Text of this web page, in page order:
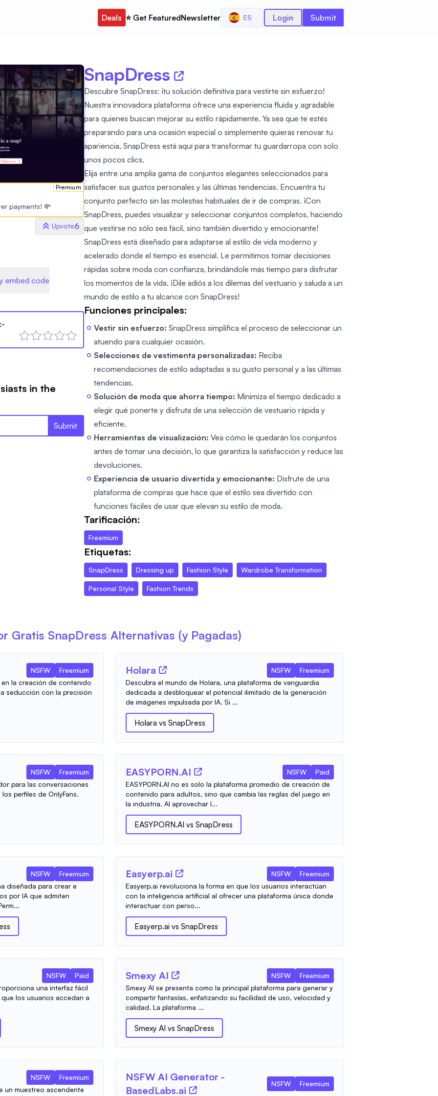
Deals ⭐️ Get FeaturedNewsletter ES Login Submit
Premium
payments! 💸
Upvote6
embed code
in the
Submit
SnapDress
Descubre SnapDress: ¡tu solución definitiva para vestirte sin esfuerzo!
Nuestra innovadora plataforma ofrece una experiencia fluida y agradable
para quienes buscan mejorar su estilo rápidamente. Ya sea que te estés
preparando para una ocasión especial o simplemente quieras renovar tu
apariencia, SnapDress está aquí para transformar tu guardarropa con solo
unos pocos clics.
Elija entre una amplia gama de conjuntos elegantes seleccionados para
satisfacer sus gustos personales y las últimas tendencias. Encuentra tu
conjunto perfecto sin las molestias habituales de ir de compras. ¡Con
SnapDress, puedes visualizar y seleccionar conjuntos completos, haciendo
que vestirse no sólo sea fácil, sino también divertido y emocionante!
SnapDress está diseñado para adaptarse al estilo de vida moderno y
acelerado donde el tiempo es esencial. Le permitimos tomar decisiones
rápidas sobre moda con confianza, brindándole más tiempo para disfrutar
los momentos de la vida. ¡Dile adiós a los dilemas del vestuario y saluda a un
mundo de estilo a tu alcance con SnapDress!
Funciones principales:
Vestir sin esfuerzo: SnapDress simplifica el proceso de seleccionar un
atuendo para cualquier ocasión.
Selecciones de vestimenta personalizadas: Reciba
recomendaciones de estilo adaptadas a su gusto personal y a las últimas
tendencias.
Solución de moda que ahorra tiempo: Minimiza el tiempo dedicado a
elegir qué ponerte y disfruta de una selección de vestuario rápida y
eficiente.
Herramientas de visualización: Vea cómo le quedarán los conjuntos
antes de tomar una decisión, lo que garantiza la satisfacción y reduce las
devoluciones.
Experiencia de usuario divertida y emocionante: Disfrute de una
plataforma de compras que hace que el estilo sea divertido con
funciones fáciles de usar que elevan su estilo de moda.
Tarificación:
Freemium
Etiquetas:
SnapDress Dressing up Fashion Style Wardrobe Transformation
Personal Style Fashion Trends
Gratis SnapDress Alternativas (y Pagadas)
NSFW
Freemium
la creación de contenido
seducción con la precisión
Holara NSFW
Freemium
Descubra el mundo de Holara, una plataforma de vanguardia
dedicada a desbloquear el potencial ilimitado de la generación
de imágenes impulsada por IA. Si ...
Holara vs SnapDress
NSFW
Freemium
para las conversaciones
perfiles de OnlyFans.
EASYPORN.AI NSFW
Paid
EASYPORN.AI no es solo la plataforma promedio de creación de
contenido para adultos, sino que cambia las reglas del juego en
la industria. Al aprovechar l...
EASYPORN.AI vs SnapDress
NSFW
Freemium
diseñada para crear e
por IA que admiten
Easyerp.ai NSFW
Freemium
Easyerp.ai revoluciona la forma en que los usuarios interactúan
con la inteligencia artificial al ofrecer una plataforma única donde
interactuar con perso...
Easyerp.ai vs SnapDress
NSFW
Paid
una interfaz fácil
los usuarios accedan a
Smexy AI NSFW
Freemium
Smexy AI se presenta como la principal plataforma para generar y
compartir fantasías, enfatizando su facilidad de uso, velocidad y
calidad. La plataforma ...
Smexy AI vs SnapDress
NSFW
Freemium
un muestreo ascendente
NSFW AI Generator -
BasedLabs.ai
NSFW Freemium